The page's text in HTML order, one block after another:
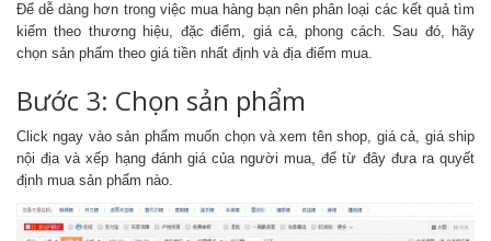
Để dễ dàng hơn trong việc mua hàng bạn nên phân loại các kết quả tìm
kiếm theo thương hiệu, đặc điểm, giá cả, phong cách. Sau đó, hãy
chọn sản phẩm theo giá tiền nhất định và địa điểm mua.
Bước 3: Chọn sản phẩm
Click ngay vào sản phẩm muốn chọn và xem tên shop, giá cả, giá ship
nội địa và xếp hạng đánh giá của người mua, để từ đây đưa ra quyết
định mua sản phẩm nào.